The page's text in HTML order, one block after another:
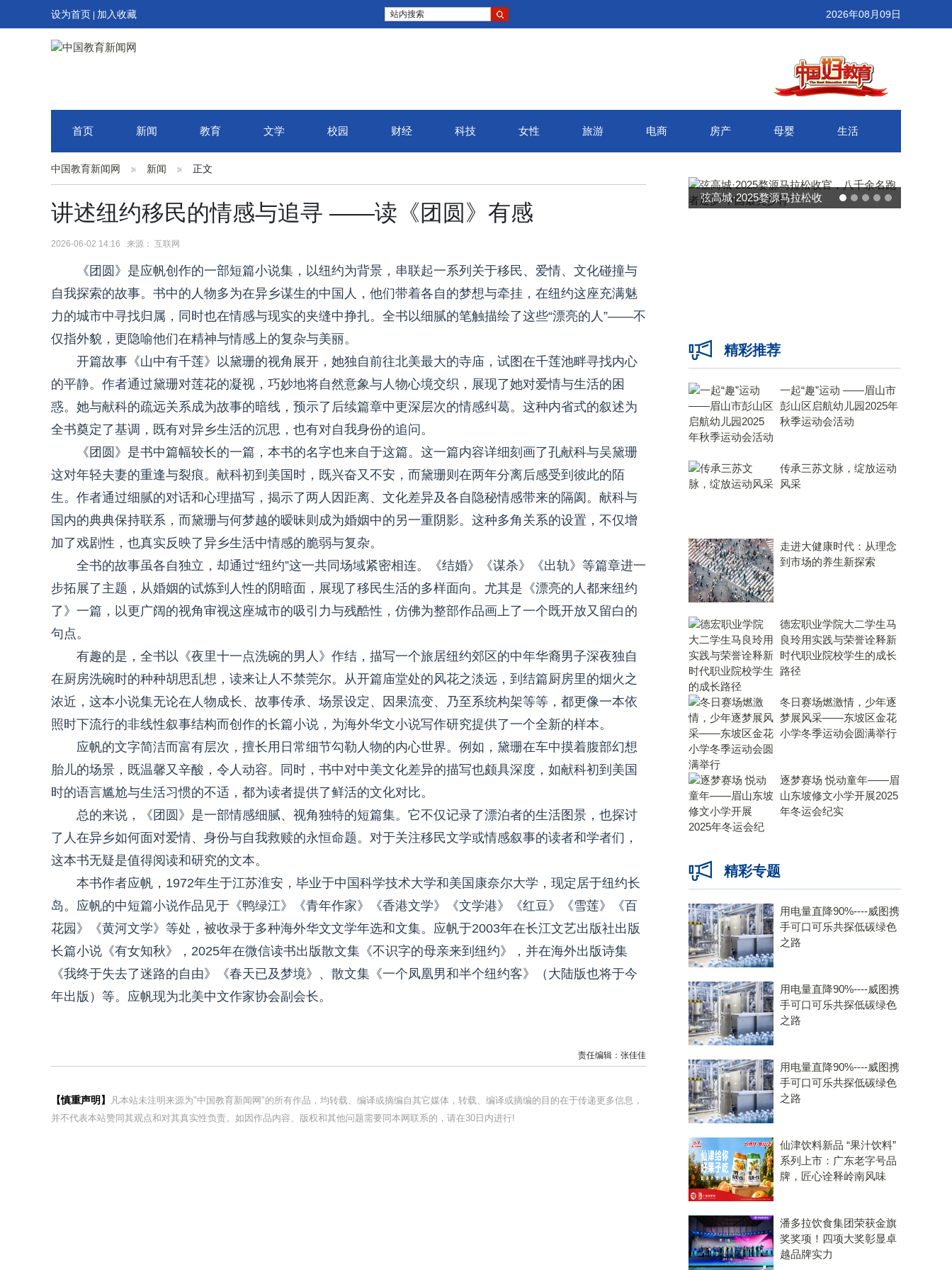
设为首页 加入收藏 站内搜索 2026年08月09日
首页 新闻 教育 文学 校园 财经 科技 女性 旅游 电商 房产 母婴 生活
中国教育新闻网 新闻 正文
讲述纽约移民的情感与追寻 ——读《团圆》有感
2026-06-02 14:16 来源： 互联网
《团圆》是应帆创作的一部短篇小说集，以纽约为背景，串联起一系列关于移民、爱情、文化碰撞与
自我探索的故事。书中的人物多为在异乡谋生的中国人，他们带着各自的梦想与牵挂，在纽约这座充满魅
力的城市中寻找归属，同时也在情感与现实的夹缝中挣扎。全书以细腻的笔触描绘了这些“漂亮的人”——不
仅指外貌，更隐喻他们在精神与情感上的复杂与美丽。
开篇故事《山中有千莲》以黛珊的视角展开，她独自前往北美最大的寺庙，试图在千莲池畔寻找内心
的平静。作者通过黛珊对莲花的凝视，巧妙地将自然意象与人物心境交织，展现了她对爱情与生活的困
惑。她与献科的疏远关系成为故事的暗线，预示了后续篇章中更深层次的情感纠葛。这种内省式的叙述为
全书奠定了基调，既有对异乡生活的沉思，也有对自我身份的追问。
《团圆》是书中篇幅较长的一篇，本书的名字也来自于这篇。这一篇内容详细刻画了孔献科与吴黛珊
这对年轻夫妻的重逢与裂痕。献科初到美国时，既兴奋又不安，而黛珊则在两年分离后感受到彼此的陌
生。作者通过细腻的对话和心理描写，揭示了两人因距离、文化差异及各自隐秘情感带来的隔阂。献科与
国内的典典保持联系，而黛珊与何梦越的暧昧则成为婚姻中的另一重阴影。这种多角关系的设置，不仅增
加了戏剧性，也真实反映了异乡生活中情感的脆弱与复杂。
全书的故事虽各自独立，却通过“纽约”这一共同场域紧密相连。《结婚》《谋杀》《出轨》等篇章进一
步拓展了主题，从婚姻的试炼到人性的阴暗面，展现了移民生活的多样面向。尤其是《漂亮的人都来纽约
了》一篇，以更广阔的视角审视这座城市的吸引力与残酷性，仿佛为整部作品画上了一个既开放又留白的
句点。
有趣的是，全书以《夜里十一点洗碗的男人》作结，描写一个旅居纽约郊区的中年华裔男子深夜独自
在厨房洗碗时的种种胡思乱想，读来让人不禁莞尔。从开篇庙堂处的风花之淡远，到结篇厨房里的烟火之
浓近，这本小说集无论在人物成长、故事传承、场景设定、因果流变、乃至系统构架等等，都更像一本依
照时下流行的非线性叙事结构而创作的长篇小说，为海外华文小说写作研究提供了一个全新的样本。
应帆的文字简洁而富有层次，擅长用日常细节勾勒人物的内心世界。例如，黛珊在车中摸着腹部幻想
胎儿的场景，既温馨又辛酸，令人动容。同时，书中对中美文化差异的描写也颇具深度，如献科初到美国
时的语言尴尬与生活习惯的不适，都为读者提供了鲜活的文化对比。
总的来说，《团圆》是一部情感细腻、视角独特的短篇集。它不仅记录了漂泊者的生活图景，也探讨
了人在异乡如何面对爱情、身份与自我救赎的永恒命题。对于关注移民文学或情感叙事的读者和学者们，
这本书无疑是值得阅读和研究的文本。
本书作者应帆，1972年生于江苏淮安，毕业于中国科学技术大学和美国康奈尔大学，现定居于纽约长
岛。应帆的中短篇小说作品见于《鸭绿江》《青年作家》《香港文学》《文学港》《红豆》《雪莲》《百
花园》《黄河文学》等处，被收录于多种海外华文文学年选和文集。应帆于2003年在长江文艺出版社出版
长篇小说《有女知秋》，2025年在微信读书出版散文集《不识字的母亲来到纽约》，并在海外出版诗集
《我终于失去了迷路的自由》《春天已及梦境》、散文集《一个凤凰男和半个纽约客》（大陆版也将于今
年出版）等。应帆现为北美中文作家协会副会长。
责任编辑：张佳佳
【慎重声明】
凡本站未注明来源为"中国教育新闻网"的所有作品，均转载、编译或摘编自其它媒体，转载、编译或摘编的目的在于传递更多信息，
并不代表本站赞同其观点和对其真实性负责。如因作品内容、版权和其他问题需要同本网联系的，请在30日内进行!
弦高城·2025婺源马拉松收
精彩推荐
一起“趣”运动 ——眉山市
彭山区启航幼儿园2025年
秋季运动会活动
传承三苏文脉，绽放运动
风采
走进大健康时代：从理念
到市场的养生新探索
德宏职业学院大二学生马
良玲用实践与荣誉诠释新
时代职业院校学生的成长
路径
冬日赛场燃激情，少年逐
梦展风采——东坡区金花
小学冬季运动会圆满举行
逐梦赛场 悦动童年——眉
山东坡修文小学开展2025
年冬运会纪实
精彩专题
用电量直降90%----威图携
手可口可乐共探低碳绿色
之路
用电量直降90%----威图携
手可口可乐共探低碳绿色
之路
用电量直降90%----威图携
手可口可乐共探低碳绿色
之路
仙津饮料新品 “果汁饮料”
系列上市：广东老字号品
牌，匠心诠释岭南风味
潘多拉饮食集团荣获金旗
奖奖项！四项大奖彰显卓
越品牌实力